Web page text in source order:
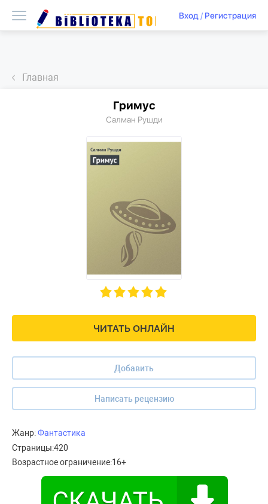
Вход/ Регистрация
Главная
ЧИТАТЬ ОНЛАЙН
Добавить
Написать рецензию
Гримус
Салман Рушди
Жанр:Фантастика
Страницы:420
Возрастное ограничение:16+